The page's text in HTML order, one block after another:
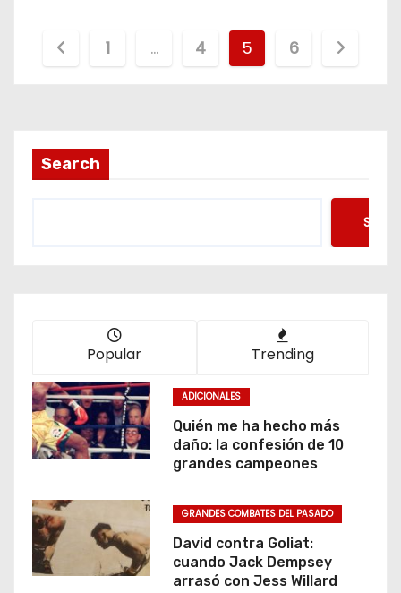
i
n
d
e
e
n
t
1 … 4 5 6
Search
Popular Trending
ADICIONALES
Quién me ha hecho más
daño: la confesión de 10
grandes campeones
GRANDES COMBATES DEL PASADO
David contra Goliat:
cuando Jack Dempsey
arrasó con Jess Willard